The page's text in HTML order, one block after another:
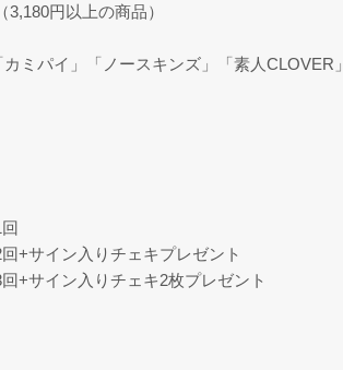
円以上の商品）
ミパイ」「ノースキンズ」「素人CLOVER」
+サイン入りチェキプレゼント
+サイン入りチェキ2枚プレゼント